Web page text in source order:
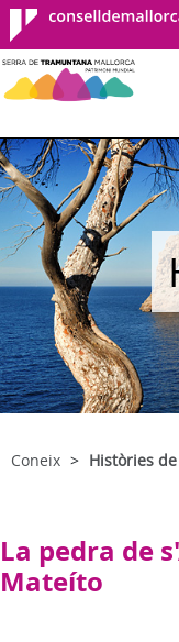
Consell
Mallorca
Coneix Històries
La pedra de
Mateíto